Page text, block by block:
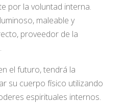
por la voluntad interna.
maleable y
proveedor de la
el futuro, tendrá la
su cuerpo físico utilizando
espirituales internos.